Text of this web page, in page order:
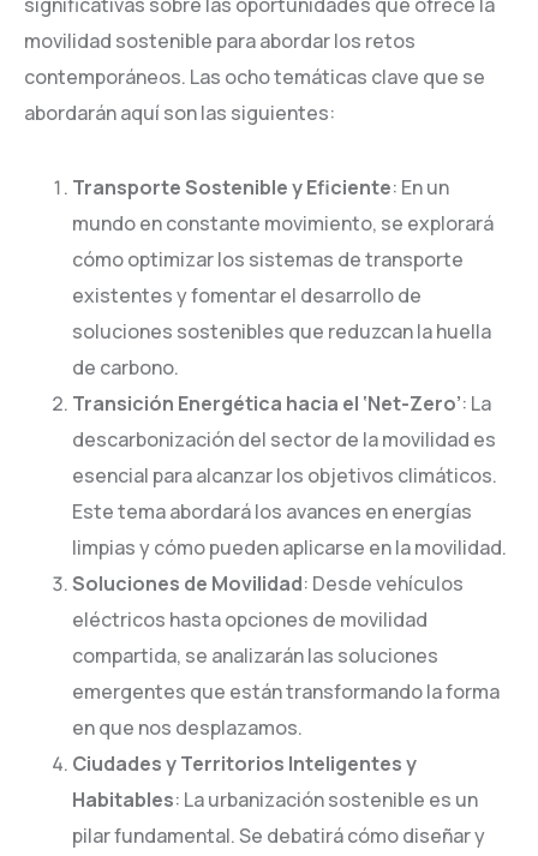
movilidad sostenible para abordar los retos
contemporáneos. Las ocho temáticas clave que se
abordarán aquí son las siguientes:
Transporte Sostenible y Eficiente: En un
mundo en constante movimiento, se explorará
cómo optimizar los sistemas de transporte
existentes y fomentar el desarrollo de
soluciones sostenibles que reduzcan la huella
de carbono.
Transición Energética hacia el ‘Net-Zero’: La
descarbonización del sector de la movilidad es
esencial para alcanzar los objetivos climáticos.
Este tema abordará los avances en energías
limpias y cómo pueden aplicarse en la movilidad.
Soluciones de Movilidad: Desde vehículos
eléctricos hasta opciones de movilidad
compartida, se analizarán las soluciones
emergentes que están transformando la forma
en que nos desplazamos.
Ciudades y Territorios Inteligentes y
Habitables: La urbanización sostenible es un
pilar fundamental. Se debatirá cómo diseñar y